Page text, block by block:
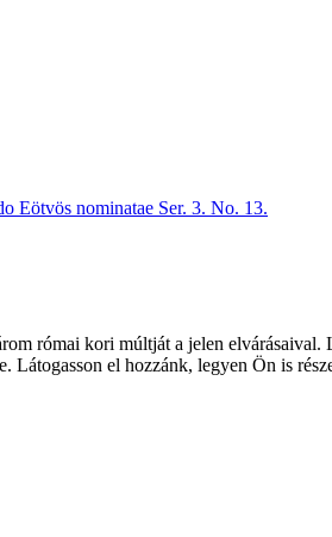
Eötvös nominatae Ser. 3. No. 13.
római kori múltját a jelen
Látogasson el hozzánk, legyen Ön is